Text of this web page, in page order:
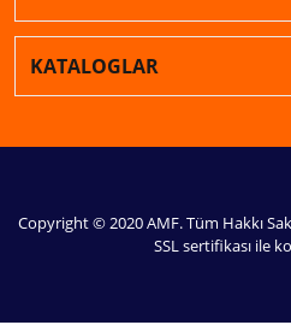
KATALOGLAR
Copyright © 2020 AMF. Tüm Hakkı
SSL sertifikası ile